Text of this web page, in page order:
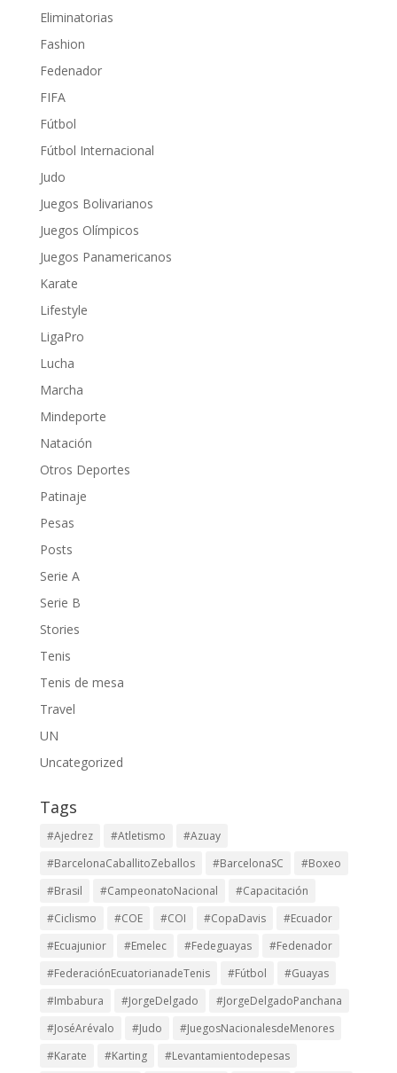
Eliminatorias
Fashion
Fedenador
FIFA
Fútbol
Fútbol Internacional
Judo
Juegos Bolivarianos
Juegos Olímpicos
Juegos Panamericanos
Karate
Lifestyle
LigaPro
Lucha
Marcha
Mindeporte
Natación
Otros Deportes
Patinaje
Pesas
Posts
Serie A
Serie B
Stories
Tenis
Tenis de mesa
Travel
UN
Uncategorized
Tags
#Ajedrez #Atletismo
#Azuay
#BarcelonaCaballitoZeballos
#BarcelonaSC
#Boxeo
#Brasil
#CampeonatoNacional
#Capacitación
#Ciclismo
#COE #COI #CopaDavis
#Ecuador
#Ecuajunior
#Emelec #Fedeguayas
#Fedenador
#FederaciónEcuatorianadeTenis
#Fútbol
#Guayas
#Imbabura
#JorgeDelgado
#JorgeDelgadoPanchana
#JoséArévalo
#Judo
#JuegosNacionalesdeMenores
#Karate
#Karting #Levantamientodepesas